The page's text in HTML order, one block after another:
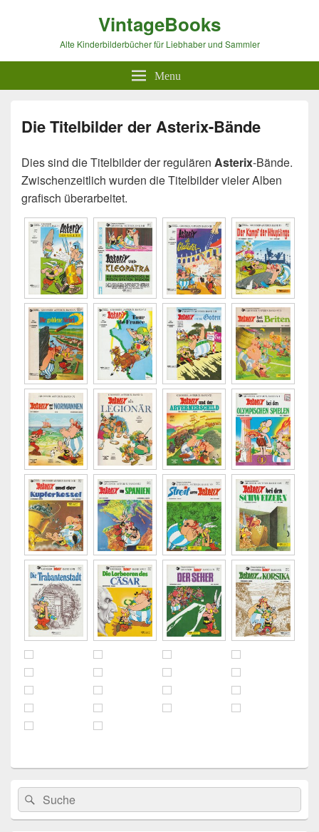
VintageBooks
Alte Kinderbilderbücher für Liebhaber und Sammler
Menu
Die Titelbilder der Asterix-Bände
Dies sind die Titelbilder der regulären Asterix-Bände.
Zwischenzeitlich wurden die Titelbilder vieler Alben
grafisch überarbeitet.
Primärer
Seitenleisten
Widget-
Bereich
Search
for:
Suche